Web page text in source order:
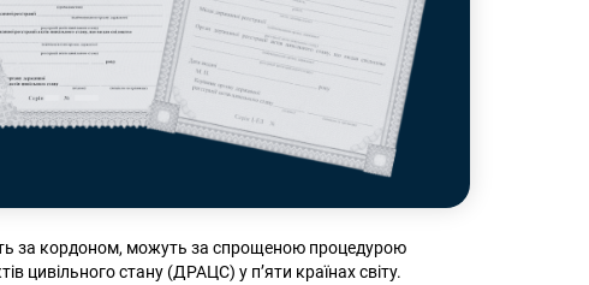
за кордоном, можуть за спрощеною процедурою
цивільного стану (ДРАЦС) у п’яти країнах світу.